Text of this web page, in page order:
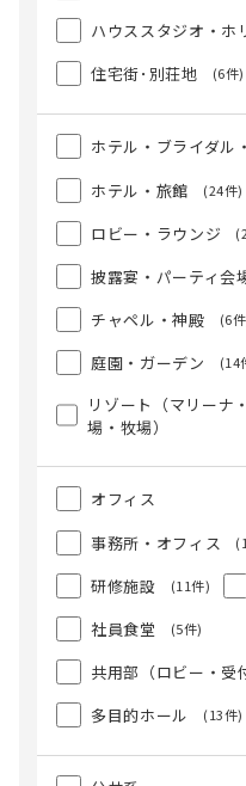
ハウススタジオ・ホ
住宅街･別荘地 (6件)
ホテル・ブライダル
ホテル・旅館
(24件)
ロビー・ラウンジ
披露宴・パーティ会
チャペル・神殿 (6
庭園・ガーデン (14
リゾート（マリーナ
場・牧場）
オフィス
事務所・オフィス
研修施設 (11件)
社員食堂 (5件)
共用部（ロビー・受
多目的ホール (13件)